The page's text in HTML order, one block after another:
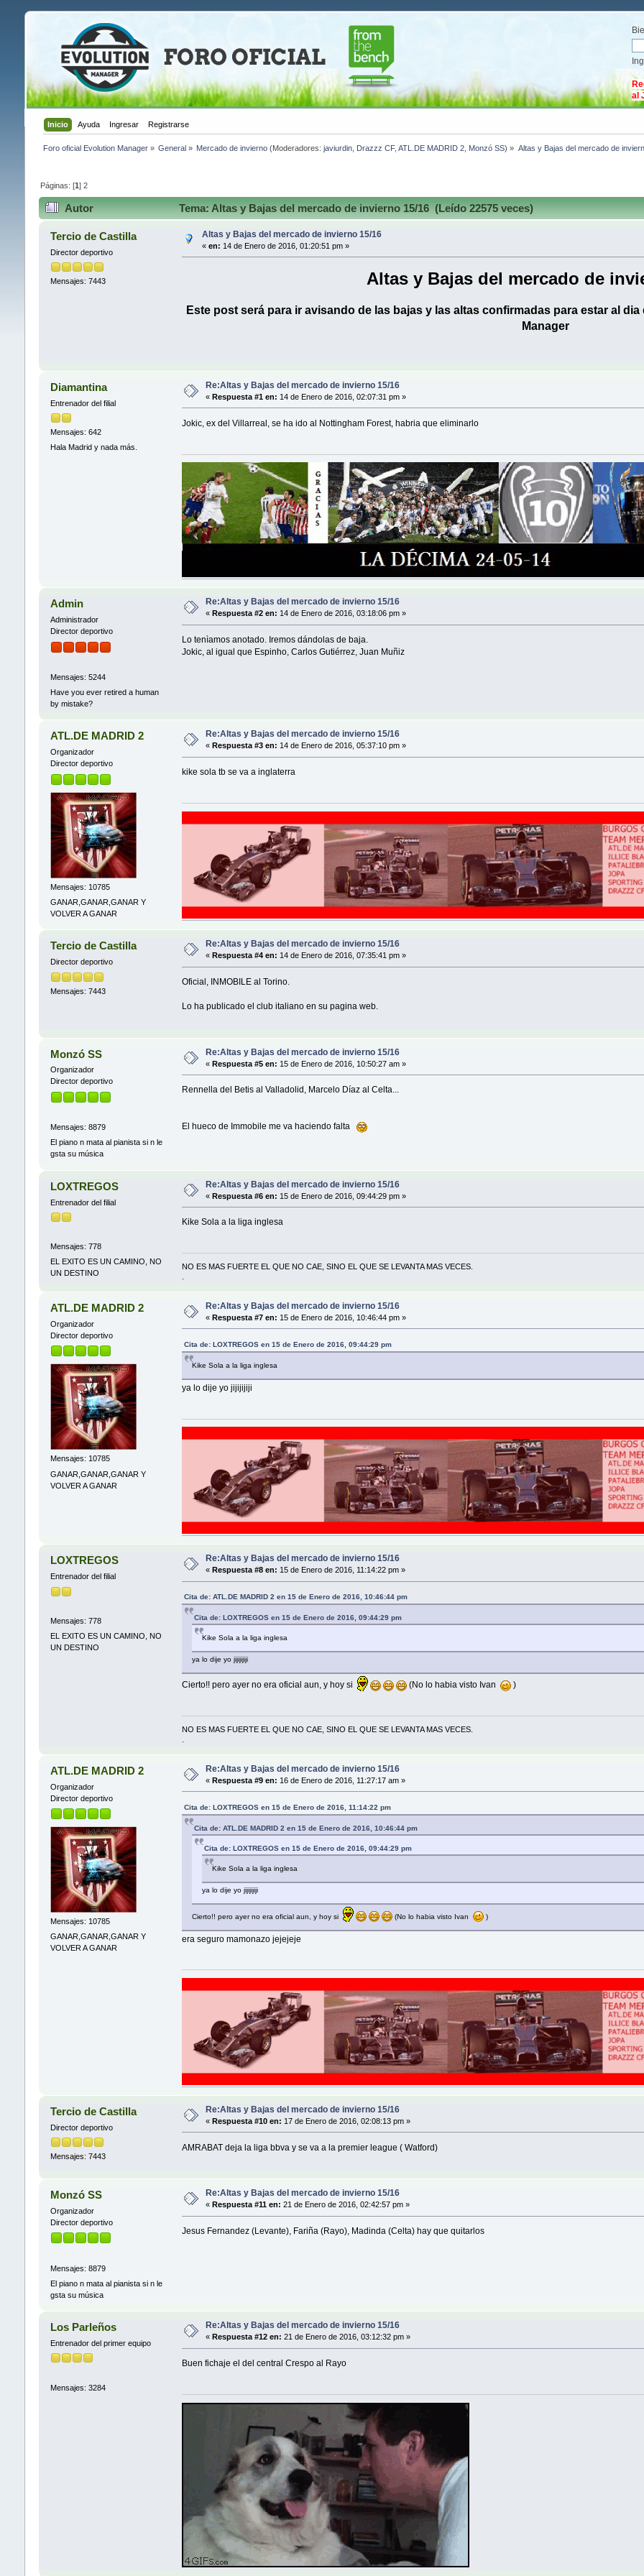
al
Inicio Ayuda Ingresar Registrarse
Foro oficial Evolution Manager» General » Mercado de invierno (Moderadores:javiurdin Drazzz CF,ATL.DE MADRID 2 Monzó SS) » Altas y Bajas del mercado de
Páginas: [1] 2
Autor Tema: Altas y Bajas del mercado de invierno 15/16 (Leído 22575 veces)
Tercio de Castilla
Director deportivo
Mensajes: 7443
Altas y Bajas del mercado de invierno 15/16
« en: 14 de Enero de 2016, 01:20:51 pm »
Altas y Bajas del mercado de
Este post será para ir avisando de las bajas y las altas confirmadas para estar al
Manager
Diamantina
Entrenador del filial
Mensajes: 642
Hala Madrid y nada más.
Re:Altas y Bajas del mercado de invierno 15/16
« Respuesta #1 en: 14 de Enero de 2016, 02:07:31 pm »
Jokic, ex del Villarreal, se ha ido al Nottingham Forest, habria que eliminarlo
Admin
Administrador
Director deportivo
Mensajes: 5244
Have you ever retired a human
by mistake?
Re:Altas y Bajas del mercado de invierno 15/16
« Respuesta #2 en: 14 de Enero de 2016, 03:18:06 pm »
Lo tenìamos anotado. Iremos dándolas de baja.
Jokic, al igual que Espinho, Carlos Gutiérrez, Juan Muñiz
ATL.DE MADRID 2
Organizador
Director deportivo
Mensajes: 10785
GANAR,GANAR,GANAR Y
VOLVER A GANAR
Re:Altas y Bajas del mercado de invierno 15/16
« Respuesta #3 en: 14 de Enero de 2016, 05:37:10 pm »
kike sola tb se va a inglaterra
Tercio de Castilla
Director deportivo
Mensajes: 7443
Re:Altas y Bajas del mercado de invierno 15/16
« Respuesta #4 en: 14 de Enero de 2016, 07:35:41 pm »
Oficial, INMOBILE al Torino.
Lo ha publicado el club italiano en su pagina web.
Monzó SS
Organizador
Director deportivo
Mensajes: 8879
El piano n mata al pianista si n le
gsta su música
Re:Altas y Bajas del mercado de invierno 15/16
« Respuesta #5 en: 15 de Enero de 2016, 10:50:27 am »
Rennella del Betis al Valladolid, Marcelo Díaz al Celta...
El hueco de Immobile me va haciendo falta
LOXTREGOS
Entrenador del filial
Mensajes: 778
EL EXITO ES UN CAMINO, NO
UN DESTINO
Re:Altas y Bajas del mercado de invierno 15/16
« Respuesta #6 en: 15 de Enero de 2016, 09:44:29 pm »
Kike Sola a la liga inglesa
NO ES MAS FUERTE EL QUE NO CAE, SINO EL QUE SE LEVANTA MAS VECES.
ATL.DE MADRID 2
Organizador
Director deportivo
Mensajes: 10785
GANAR,GANAR,GANAR Y
VOLVER A GANAR
Re:Altas y Bajas del mercado de invierno 15/16
« Respuesta #7 en: 15 de Enero de 2016, 10:46:44 pm »
Cita de: LOXTREGOS en 15 de Enero de 2016, 09:44:29 pm
Kike Sola a la liga inglesa
ya lo dije yo jijijijiji
LOXTREGOS
Entrenador del filial
Mensajes: 778
EL EXITO ES UN CAMINO, NO
UN DESTINO
Re:Altas y Bajas del mercado de invierno 15/16
« Respuesta #8 en: 15 de Enero de 2016, 11:14:22 pm »
Cita de: ATL.DE MADRID 2 en 15 de Enero de 2016, 10:46:44 pm
Cita de: LOXTREGOS en 15 de Enero de 2016, 09:44:29 pm
Kike Sola a la liga inglesa
ya lo dije yo jijijijiji
Cierto!! pero ayer no era oficial aun, y hoy si (No lo habia visto Ivan )
NO ES MAS FUERTE EL QUE NO CAE, SINO EL QUE SE LEVANTA MAS VECES.
ATL.DE MADRID 2
Organizador
Director deportivo
Mensajes: 10785
GANAR,GANAR,GANAR Y
VOLVER A GANAR
Re:Altas y Bajas del mercado de invierno 15/16
« Respuesta #9 en: 16 de Enero de 2016, 11:27:17 am »
Cita de: LOXTREGOS en 15 de Enero de 2016, 11:14:22 pm
Cita de: ATL.DE MADRID 2 en 15 de Enero de 2016, 10:46:44 pm
Cita de: LOXTREGOS en 15 de Enero de 2016, 09:44:29 pm
Kike Sola a la liga inglesa
ya lo dije yo jijijijiji
Cierto!! pero ayer no era oficial aun, y hoy si (No lo habia visto Ivan )
era seguro mamonazo jejejeje
Tercio de Castilla
Director deportivo
Mensajes: 7443
Re:Altas y Bajas del mercado de invierno 15/16
« Respuesta #10 en: 17 de Enero de 2016, 02:08:13 pm »
AMRABAT deja la liga bbva y se va a la premier league ( Watford)
Monzó SS
Organizador
Director deportivo
Mensajes: 8879
El piano n mata al pianista si n le
gsta su música
Re:Altas y Bajas del mercado de invierno 15/16
« Respuesta #11 en: 21 de Enero de 2016, 02:42:57 pm »
Jesus Fernandez (Levante), Fariña (Rayo), Madinda (Celta) hay que quitarlos
Los Parleños
Entrenador del primer equipo
Mensajes: 3284
Re:Altas y Bajas del mercado de invierno 15/16
« Respuesta #12 en: 21 de Enero de 2016, 03:12:32 pm »
Buen fichaje el del central Crespo al Rayo